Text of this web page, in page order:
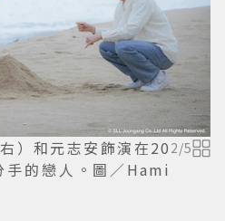
）和元志安飾演在20
手的戀人。圖／Hami
2/5